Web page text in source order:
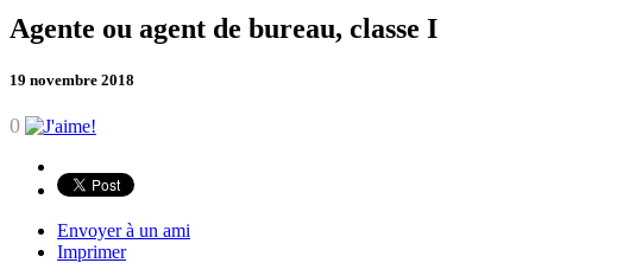
Agente ou agent de bureau, classe I
19 novembre 2018
0
Envoyer à un ami
Imprimer